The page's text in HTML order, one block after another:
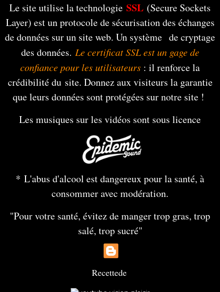
Le site utilise la technologie SSL (Secure Sockets
Layer) est un protocole de sécurisation des échanges
de données sur un site web. Un système de cryptage
des données. Le certificat SSL est un gage de
confiance pour les utilisateurs : il renforce la
crédibilité du site. Donnez aux visiteurs la garantie
que leurs données sont protégées sur notre site !
Les musiques sur les vidéos sont sous licence
* L'abus d'alcool est dangereux pour la santé, à
consommer avec modération.
"Pour votre santé, évitez de manger trop gras, trop
salé, trop sucré"
Recettede